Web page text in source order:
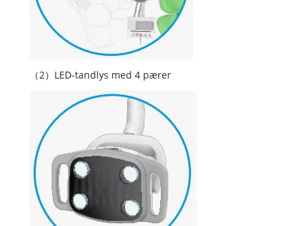
（2）LED-tandlys med 4 pærer